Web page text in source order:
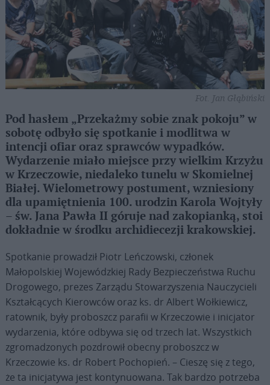
Fot. Jan Głąbiński
Pod hasłem „Przekażmy sobie znak pokoju” w
sobotę odbyło się spotkanie i modlitwa w
intencji ofiar oraz sprawców wypadków.
Wydarzenie miało miejsce przy wielkim Krzyżu
w Krzeczowie, niedaleko tunelu w Skomielnej
Białej. Wielometrowy postument, wzniesiony
dla upamiętnienia 100. urodzin Karola Wojtyły
– św. Jana Pawła II góruje nad zakopianką, stoi
dokładnie w środku archidiecezji krakowskiej.
Spotkanie prowadził Piotr Leńczowski, członek
Małopolskiej Wojewódzkiej Rady Bezpieczeństwa Ruchu
Drogowego, prezes Zarządu Stowarzyszenia Nauczycieli
Kształcących Kierowców oraz ks. dr Albert Wołkiewicz,
ratownik, były proboszcz parafii w Krzeczowie i inicjator
wydarzenia, które odbywa się od trzech lat. Wszystkich
zgromadzonych pozdrowił obecny proboszcz w
Krzeczowie ks. dr Robert Pochopień. – Cieszę się z tego,
że ta inicjatywa jest kontynuowana. Tak bardzo potrzeba